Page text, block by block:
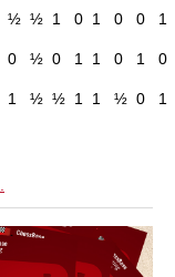
½ ½ 1 0 1 0 0 1
0 ½ 0 1 1 0 1 0
1 ½ ½ 1 1 ½ 0 1